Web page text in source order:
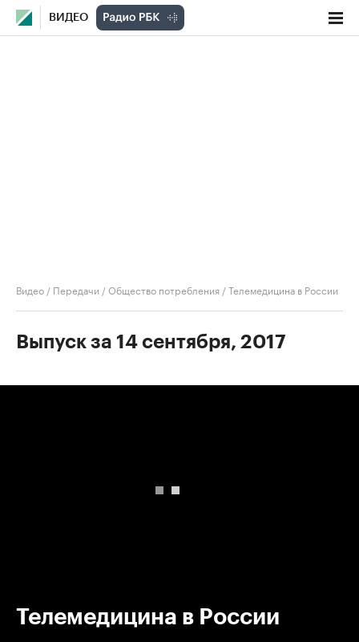
ВИДЕО
Видео / Передачи /Общество потребления /Телемедицина в России
Выпуск за 14 сентября, 2017
Телемедицина в России